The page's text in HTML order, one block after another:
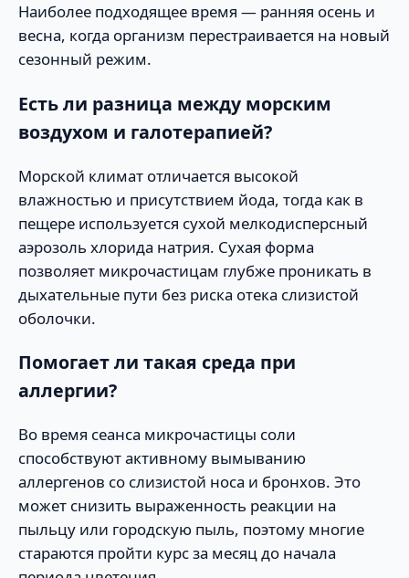
Наиболее подходящее время — ранняя осень и
весна, когда организм перестраивается на новый
сезонный режим.
Есть ли разница между морским
воздухом и галотерапией?
Морской климат отличается высокой
влажностью и присутствием йода, тогда как в
пещере используется сухой мелкодисперсный
аэрозоль хлорида натрия. Сухая форма
позволяет микрочастицам глубже проникать в
дыхательные пути без риска отека слизистой
оболочки.
Помогает ли такая среда при
аллергии?
Во время сеанса микрочастицы соли
способствуют активному вымыванию
аллергенов со слизистой носа и бронхов. Это
может снизить выраженность реакции на
пыльцу или городскую пыль, поэтому многие
стараются пройти курс за месяц до начала